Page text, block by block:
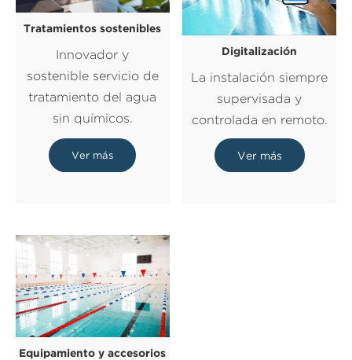
Tratamientos sostenibles
Innovador y
sostenible servicio de
tratamiento del agua
sin químicos.
Ver más
Digitalización
La instalación siempre
supervisada y
controlada en remoto.
Ver más
Equipamiento y accesorios